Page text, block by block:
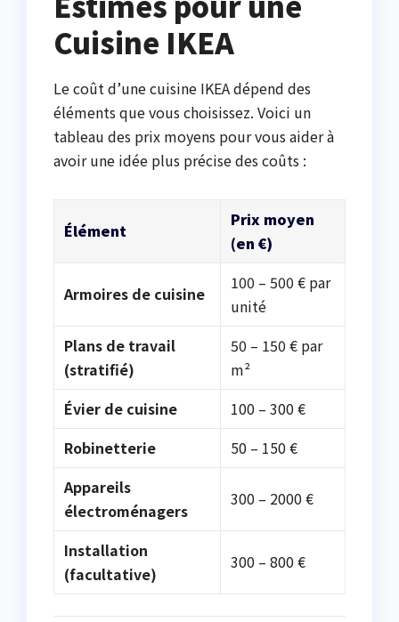
Cuisine IKEA
Le coût d’une cuisine IKEA dépend des
éléments que vous choisissez. Voici un
tableau des prix moyens pour vous aider à
avoir une idée plus précise des coûts :
Élément
Prix moyen
(en €)
Armoires de cuisine
100 – 500 € par
unité
Plans de travail
(stratifié)
50 – 150 € par
m²
Évier de cuisine
100 – 300 €
Robinetterie
50 – 150 €
Appareils
électroménagers
300 – 2000 €
Installation
(facultative)
300 – 800 €